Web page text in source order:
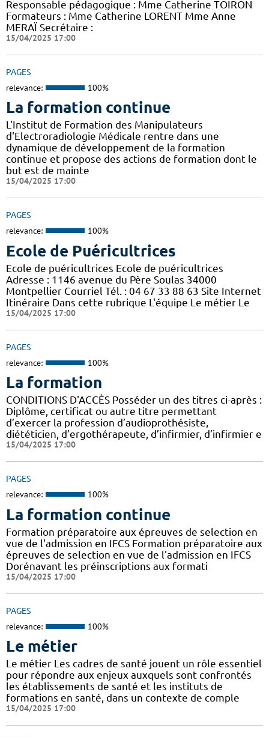
Responsable pédagogique : Mme Catherine TOIRON
Formateurs : Mme Catherine LORENT Mme Anne
MERAÏ Secrétaire :
15/04/2025 17:00
PAGES
relevance: 100%
La formation continue
L'Institut de Formation des Manipulateurs
d'Electroradiologie Médicale rentre dans une
dynamique de développement de la formation
continue et propose des actions de formation dont le
but est de mainte
15/04/2025 17:00
PAGES
relevance: 100%
Ecole de Puéricultrices
Ecole de puéricultrices Ecole de puéricultrices
Adresse : 1146 avenue du Père Soulas 34000
Montpellier Courriel Tél. : 04 67 33 88 63 Site Internet
Itinéraire Dans cette rubrique L'équipe Le métier Le
15/04/2025 17:00
PAGES
relevance: 100%
La formation
CONDITIONS D'ACCÈS Posséder un des titres ci-après :
Diplôme, certificat ou autre titre permettant
d’exercer la profession d’audioprothésiste,
diététicien, d’ergothérapeute, d’infirmier, d’infirmier e
15/04/2025 17:00
PAGES
relevance: 100%
La formation continue
Formation préparatoire aux épreuves de selection en
vue de l'admission en IFCS Formation préparatoire aux
épreuves de selection en vue de l'admission en IFCS
Dorénavant les préinscriptions aux formati
15/04/2025 17:00
PAGES
relevance: 100%
Le métier
Le métier Les cadres de santé jouent un rôle essentiel
pour répondre aux enjeux auxquels sont confrontés
les établissements de santé et les instituts de
formations en santé, dans un contexte de comple
15/04/2025 17:00